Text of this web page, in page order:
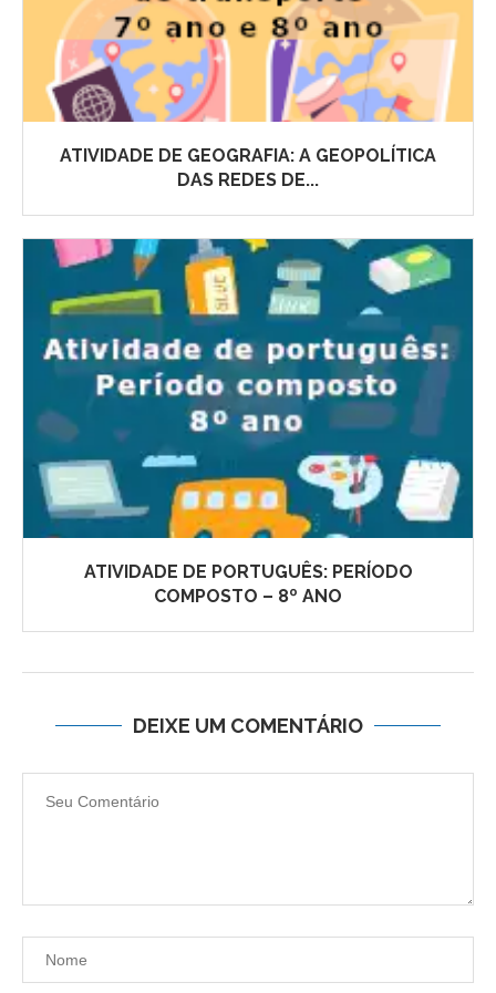
ATIVIDADE DE GEOGRAFIA: A GEOPOLÍTICA
DAS REDES DE...
ATIVIDADE DE PORTUGUÊS: PERÍODO
COMPOSTO – 8º ANO
DEIXE UM COMENTÁRIO